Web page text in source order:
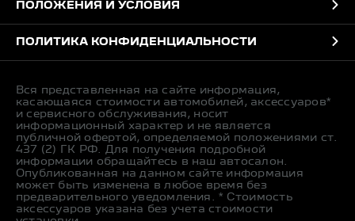
ПОЛОЖЕНИЯ И УСЛОВИЯ
ПОЛИТИКА КОНФИДЕНЦИАЛЬНОСТИ
Вся представленная на сайте информация,
касающаяся стоимости автомобилей, аксессуаров*
и сервисного обслуживания, носит
информационный характер и не является
публичной офертой, определяемой положениями ст.
437 (2) ГК РФ. Для получения подробной
информации обращайтесь в наш автосалон.
Опубликованная на данном сайте информация
может быть изменена в любое время без
предварительного уведомления. * Стоимость
аксессуаров указана без учета стоимости